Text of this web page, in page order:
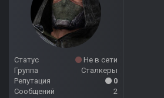
Статус
Не в сети
Группа
Сталкеры
Репутация
0
Сообщений
2